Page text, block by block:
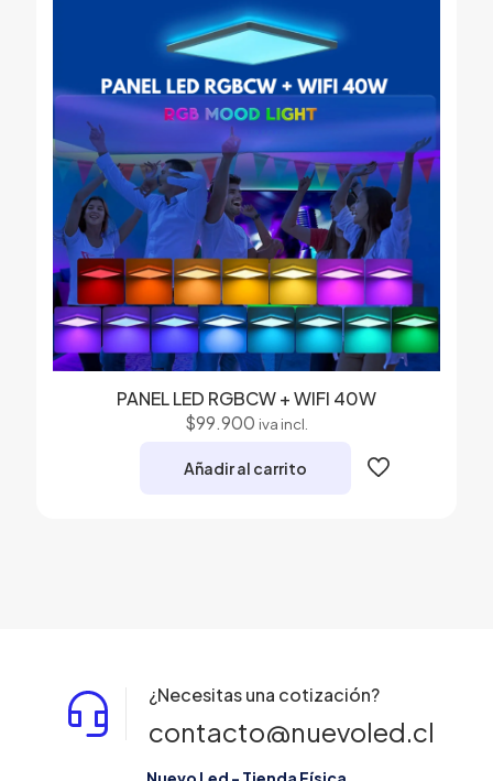
PANEL LED RGBCW + WIFI 40W
$99.900 iva incl.
Añadir al carrito
¿Necesitas una cotización?
contacto@nuevoled.cl